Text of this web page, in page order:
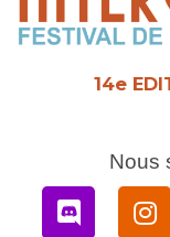
14e
Nous
Discord